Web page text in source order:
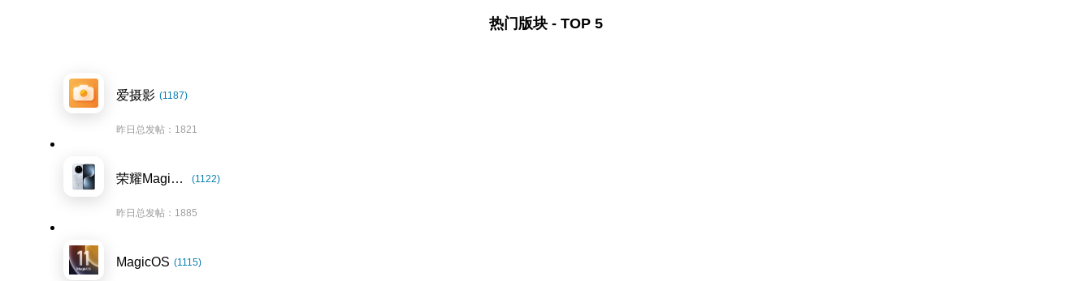
热门版块 - TOP 5
爱摄影 (1187)
昨日总发帖：1821
荣耀Magic7系列 (1122)
昨日总发帖：1885
MagicOS (1115)